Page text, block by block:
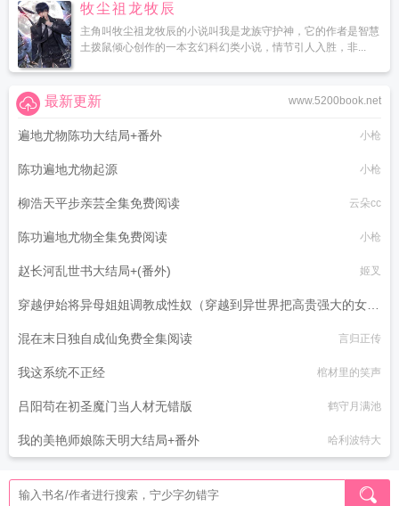
牧尘祖龙牧辰
主角叫牧尘祖龙牧辰的小说叫我是龙族守护神，它的作者是智慧
土拨鼠倾心创作的一本玄幻科幻类小说，情节引人入胜，非...
www.5200book.net
最新更新
遍地尤物陈功大结局+番外 小枪
陈功遍地尤物起源 小枪
柳浩天平步亲芸全集免费阅读 云朵cc
陈功遍地尤物全集免费阅读 小枪
赵长河乱世书大结局+(番外) 姬叉
穿越伊始将异母姐姐调教成性奴（穿越到异世界把高贵强大的女性
征服至胯下） dark
混在末日独自成仙免费全集阅读 言归正传
我这系统不正经 棺材里的笑声
吕阳苟在初圣魔门当人材无错版 鹤守月满池
我的美艳师娘陈天明大结局+番外 哈利波特大